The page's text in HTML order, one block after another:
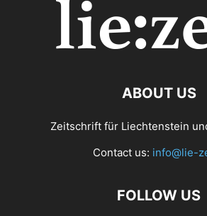
ABOUT US
Zeitschrift für Liechtenstein
Contact us: info@lie-
FOLLOW US